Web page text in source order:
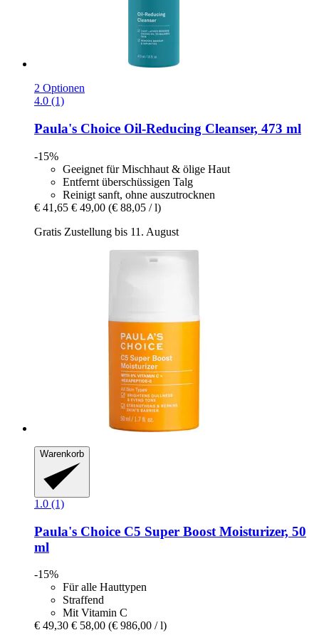
2 Optionen
4.0 (1)
Paula's Choice Oil-​Reducing Cleanser, 473 ml
-15%
Geeignet für Mischhaut & ölige Haut
Entfernt überschüssigen Talg
Reinigt sanft, ohne auszutrocknen
€ 41,65 € 49,00 (€ 88,05 / l)
Gratis Zustellung bis 11. August
Warenkorb
1.0 (1)
Paula's Choice C5 Super Boost Moisturizer, 50
ml
-15%
Für alle Hauttypen
Straffend
Mit Vitamin C
€ 49,30 € 58,00 (€ 986,00 / l)